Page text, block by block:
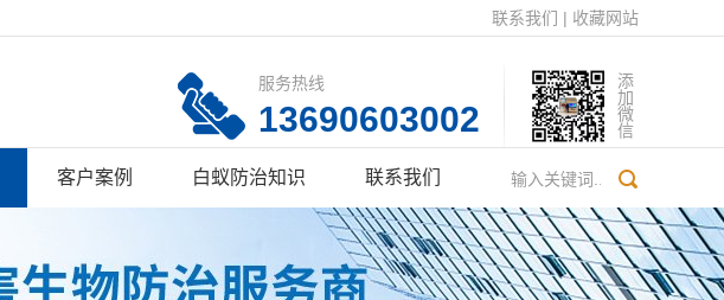
联系我们 | 收藏网站
添加微信
服务热线
13690603002
客户案例 白蚁防治知识 联系我们